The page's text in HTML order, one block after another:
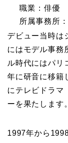
職業：俳優
所属事務所
デビュー当時は
にはモデル事務
ル時代にはパリ
年に研音に移籍
にテレビドラマ
ーを果たします。
1997年から